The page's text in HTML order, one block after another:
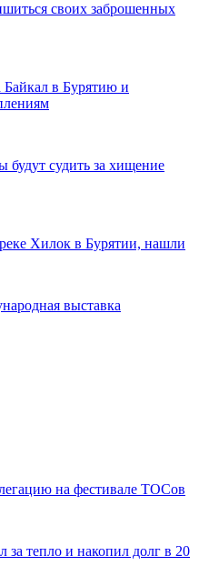
своих заброшенных
Байкал в Бурятию и
будут судить за хищение
Хилок в Бурятии, нашли
выставка
на фестивале ТОСов
за тепло и накопил долг в 20